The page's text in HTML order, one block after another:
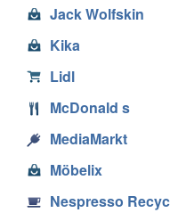
Jack Wolfskin
Kika
Lidl
McDonald s
MediaMarkt
Möbelix
Nespresso